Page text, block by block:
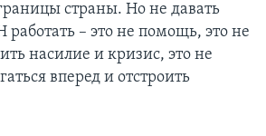
страны. Но не давать
– это не помощь, это не
насилие и кризис, это не
вперед и отстроить